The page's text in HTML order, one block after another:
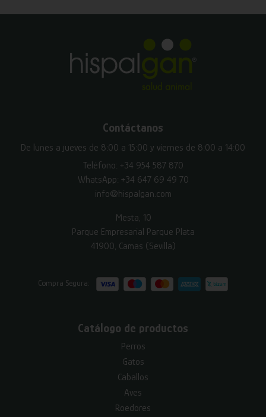
Contáctanos
De lunes a jueves de 8:00 a 15:00 y viernes de 8:00 a 14:00
Teléfono: +34 954 587 870
WhatsApp: +34 647 69 49 70
info@hispalgan.com
Mesta, 10
Parque Empresarial Parque Plata
41900, Camas (Sevilla)
Compra Segura:
Catálogo de productos
Perros
Gatos
Caballos
Aves
Roedores